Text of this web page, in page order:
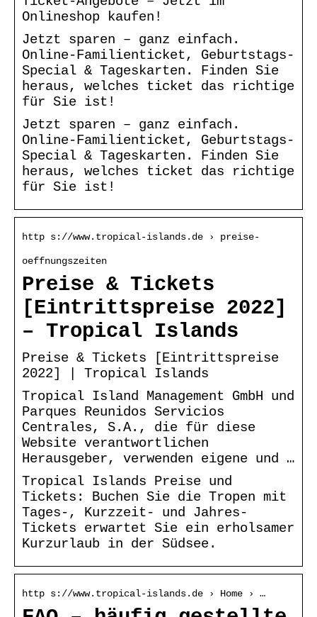
Onlineshop kaufen!
Jetzt sparen – ganz einfach.
Online-Familienticket, Geburtstags-
Special & Tageskarten. Finden Sie
heraus, welches ticket das richtige
für Sie ist!
Jetzt sparen – ganz einfach.
Online-Familienticket, Geburtstags-
Special & Tageskarten. Finden Sie
heraus, welches ticket das richtige
für Sie ist!
http s://www.tropical-islands.de › preise-
oeffnungszeiten
Preise & Tickets
[Eintrittspreise 2022]
– Tropical Islands
Preise & Tickets [Eintrittspreise
2022] | Tropical Islands
Tropical Island Management GmbH und
Parques Reunidos Servicios
Centrales, S.A., die für diese
Website verantwortlichen
Herausgeber, verwenden eigene und …
Tropical Islands Preise und
Tickets: Buchen Sie die Tropen mit
Tages-, Kurzzeit- und Jahres-
Tickets erwartet Sie ein erholsamer
Kurzurlaub in der Südsee.
http s://www.tropical-islands.de › Home › …